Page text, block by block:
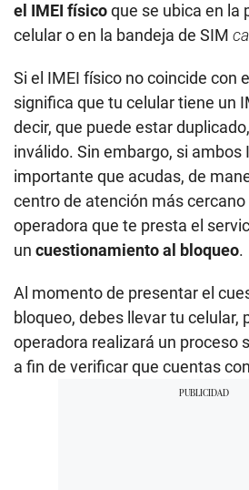
el IMEI físicoque se ubica en la
celular o en la bandeja de SIM
Si el IMEI físico no coincide con
significa que tu celular tiene un
decir, que puede estar
inválido. Sin embargo, si ambos
importante que acudas, de
centro de atención más
operadora que te presta el
un cuestionamiento al bloqueo.
Al momento de presentar el
bloqueo, debes llevar tu celular,
operadora realizará un proceso
a fin de verificar que cuentas